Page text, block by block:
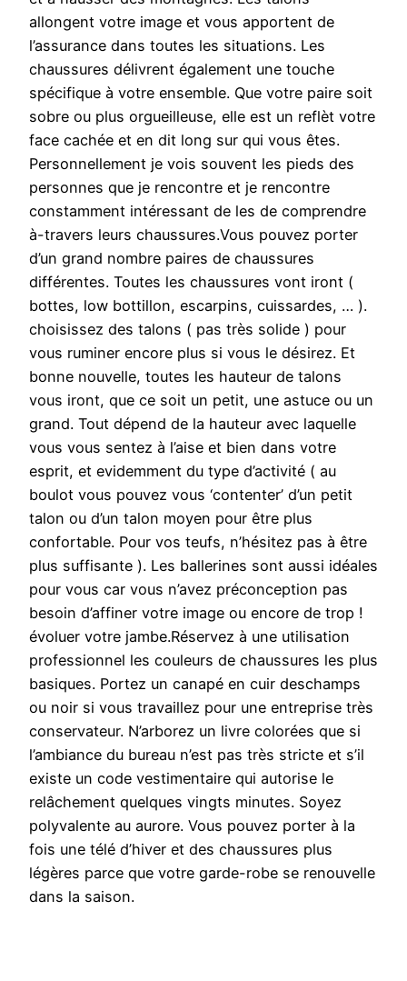
allongent votre image et vous apportent de
l’assurance dans toutes les situations. Les
chaussures délivrent également une touche
spécifique à votre ensemble. Que votre paire soit
sobre ou plus orgueilleuse, elle est un reflèt votre
face cachée et en dit long sur qui vous êtes.
Personnellement je vois souvent les pieds des
personnes que je rencontre et je rencontre
constamment intéressant de les de comprendre
à-travers leurs chaussures.Vous pouvez porter
d’un grand nombre paires de chaussures
différentes. Toutes les chaussures vont iront (
bottes, low bottillon, escarpins, cuissardes, … ).
choisissez des talons ( pas très solide ) pour
vous ruminer encore plus si vous le désirez. Et
bonne nouvelle, toutes les hauteur de talons
vous iront, que ce soit un petit, une astuce ou un
grand. Tout dépend de la hauteur avec laquelle
vous vous sentez à l’aise et bien dans votre
esprit, et evidemment du type d’activité ( au
boulot vous pouvez vous ‘contenter’ d’un petit
talon ou d’un talon moyen pour être plus
confortable. Pour vos teufs, n’hésitez pas à être
plus suffisante ). Les ballerines sont aussi idéales
pour vous car vous n’avez préconception pas
besoin d’affiner votre image ou encore de trop !
évoluer votre jambe.Réservez à une utilisation
professionnel les couleurs de chaussures les plus
basiques. Portez un canapé en cuir deschamps
ou noir si vous travaillez pour une entreprise très
conservateur. N’arborez un livre colorées que si
l’ambiance du bureau n’est pas très stricte et s’il
existe un code vestimentaire qui autorise le
relâchement quelques vingts minutes. Soyez
polyvalente au aurore. Vous pouvez porter à la
fois une télé d’hiver et des chaussures plus
légères parce que votre garde-robe se renouvelle
dans la saison.